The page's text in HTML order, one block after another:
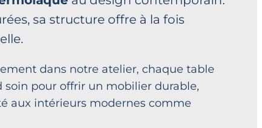
sa structure offre à la fois
dans notre atelier, chaque table
soin pour offrir un mobilier durable,
aux intérieurs modernes comme